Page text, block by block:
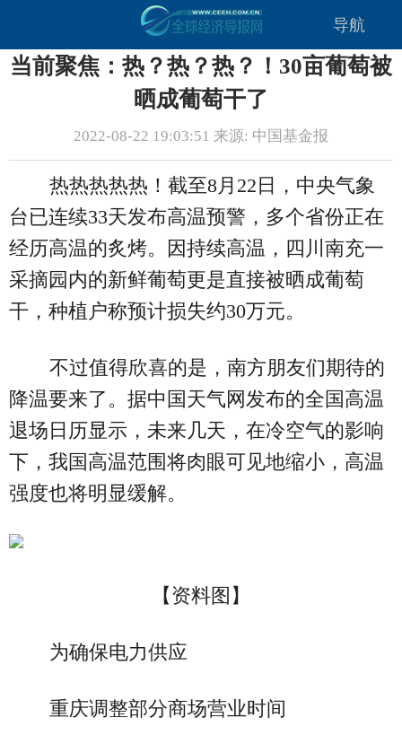
导航
当前聚焦：热？热？热？！30亩葡萄被
晒成葡萄干了
2022-08-22 19:03:51 来源: 中国基金报
热热热热热！截至8月22日，中央气象
台已连续33天发布高温预警，多个省份正在
经历高温的炙烤。因持续高温，四川南充一
采摘园内的新鲜葡萄更是直接被晒成葡萄
干，种植户称预计损失约30万元。
不过值得欣喜的是，南方朋友们期待的
降温要来了。据中国天气网发布的全国高温
退场日历显示，未来几天，在冷空气的影响
下，我国高温范围将肉眼可见地缩小，高温
强度也将明显缓解。
【资料图】
为确保电力供应
重庆调整部分商场营业时间